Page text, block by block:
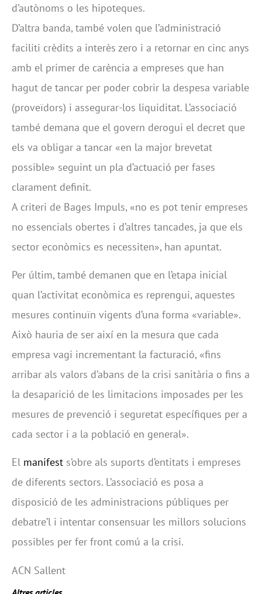
d’autònoms o les hipoteques.
D’altra banda, també volen que l’administració
faciliti crèdits a interès zero i a retornar en cinc anys
amb el primer de carència a empreses que han
hagut de tancar per poder cobrir la despesa variable
(proveïdors) i assegurar-los liquiditat. L’associació
també demana que el govern derogui el decret que
els va obligar a tancar «en la major brevetat
possible» seguint un pla d’actuació per fases
clarament definit.
A criteri de Bages Impuls, «no es pot tenir empreses
no essencials obertes i d’altres tancades, ja que els
sector econòmics es necessiten», han apuntat.
Per últim, també demanen que en l’etapa inicial
quan l’activitat econòmica es reprengui, aquestes
mesures continuïn vigents d’una forma «variable».
Això hauria de ser així en la mesura que cada
empresa vagi incrementant la facturació, «fins
arribar als valors d’abans de la crisi sanitària o fins a
la desaparició de les limitacions imposades per les
mesures de prevenció i seguretat específiques per a
cada sector i a la població en general».
El manifest s’obre als suports d’entitats i empreses
de diferents sectors. L’associació es posa a
disposició de les administracions públiques per
debatre’l i intentar consensuar les millors solucions
possibles per fer front comú a la crisi.
ACN Sallent